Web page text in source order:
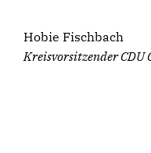
Hobie Fischbach
Kreisvorsitzender CDU